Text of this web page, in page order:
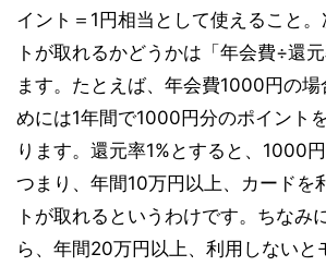
イント＝1円相当として使えること
トが取れるかどうかは「年会費÷還
ます。たとえば、年会費1000円の場
めには1年間で1000円分のポイント
ります。還元率1%とすると、1000
つまり、年間10万円以上、カードを
トが取れるというわけです。ちなみ
ら、年間20万円以上、利用しないと